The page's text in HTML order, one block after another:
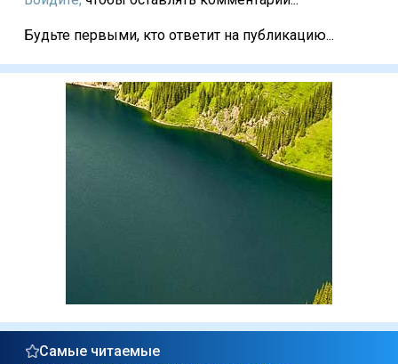
Будьте первыми, кто ответит на публикацию...
Самые читаемые